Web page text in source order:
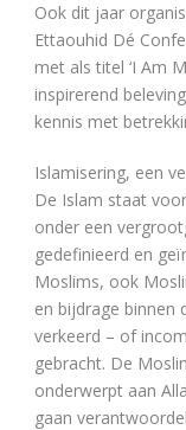
Ook dit jaar
Ettaouhid Dé
met als titel ‘I Am
inspirerend
kennis met
Islamisering, een
De Islam staat
onder een
gedefinieerd en
Moslims, ook
en bijdrage binnen
verkeerd – of
gebracht. De
onderwerpt aan
gaan